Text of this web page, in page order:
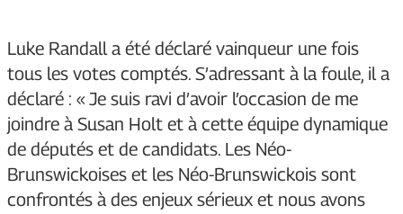
Luke Randall a été déclaré vainqueur une fois
tous les votes comptés. S’adressant à la foule, il a
déclaré : « Je suis ravi d’avoir l’occasion de me
joindre à Susan Holt et à cette équipe dynamique
de députés et de candidats. Les Néo-
Brunswickoises et les Néo-Brunswickois sont
confrontés à des enjeux sérieux et nous avons